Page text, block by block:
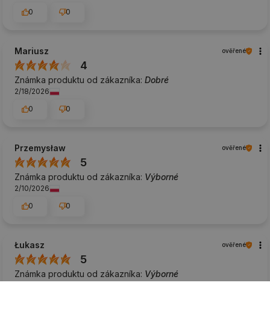
0
0
Mariusz ověřené
4
Známka produktu od zákazníka: Dobré
2/18/2026
0
0
Przemysław ověřené
5
Známka produktu od zákazníka: Výborné
2/10/2026
0
0
Łukasz ověřené
5
Známka produktu od zákazníka: Výborné